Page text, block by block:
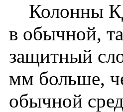
Колонны
в обычной,
защитный
мм больше,
обычной